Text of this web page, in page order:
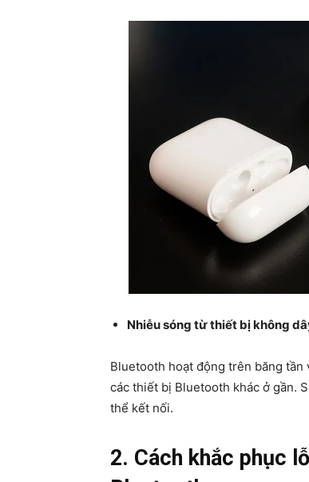
Nhiễu sóng từ thiết bị không
Bluetooth hoạt động trên băng
các thiết bị Bluetooth khác ở gần.
thể kết nối.
2. Cách khắc phục